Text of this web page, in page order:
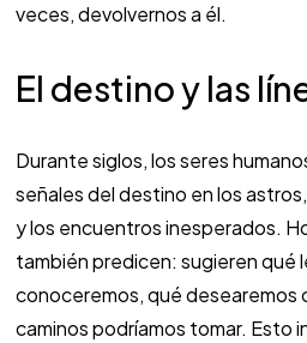
veces, devolvernos a él.
El destino y las
Durante siglos, los seres
señales del destino en los
y los encuentros inesperados.
también predicen: sugieren qué
conoceremos, qué desearemos
caminos podríamos tomar. Esto